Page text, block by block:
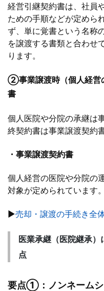
経営引継契約書は、社員
ための手順などが定めら
ず、単に覚書という名称
を譲渡する書類と合わせ
ります。
②事業譲渡時（個人経営
書
個人医院や分院の承継は
終契約書は事業譲渡契約
・事業譲渡契約書
個人経営の医院や分院の
対象が定められています。
▶売却・譲渡の手続き全
医業承継（医院継承
点
要点①：ノンネームシ